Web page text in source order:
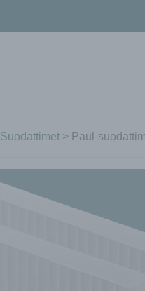
Suodattimet > Paul-